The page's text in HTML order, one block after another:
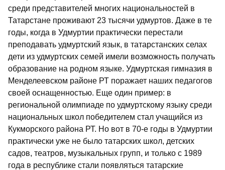
среди представителей многих национальностей в
Татарстане проживают 23 тысячи удмуртов. Даже в те
годы, когда в Удмуртии практически перестали
преподавать удмуртский язык, в татарстанских селах
дети из удмуртских семей имели возможность получать
образование на родном языке. Удмуртская гимназия в
Менделеевском районе РТ поражает наших педагогов
своей оснащенностью. Еще один пример: в
региональной олимпиаде по удмуртскому языку среди
национальных школ победителем стал учащийся из
Кукморского района РТ. Но вот в 70-е годы в Удмуртии
практически уже не было татарских школ, детских
садов, театров, музыкальных групп, и только с 1989
года в республике стали появляться татарские